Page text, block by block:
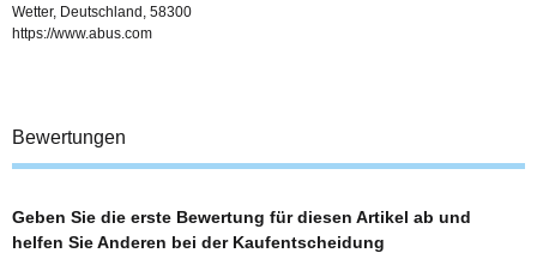
Wetter, Deutschland, 58300
https://www.abus.com
Bewertungen
Geben Sie die erste Bewertung für diesen Artikel ab und
helfen Sie Anderen bei der Kaufentscheidung